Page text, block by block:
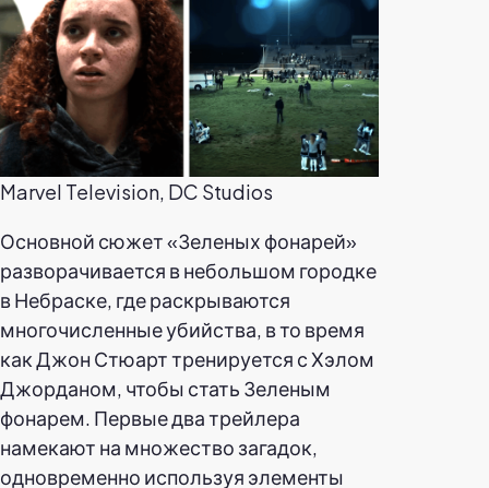
Marvel Television, DC Studios
Основной сюжет «Зеленых фонарей»
разворачивается в небольшом городке
в Небраске, где раскрываются
многочисленные убийства, в то время
как Джон Стюарт тренируется с Хэлом
Джорданом, чтобы стать Зеленым
фонарем. Первые два трейлера
намекают на множество загадок,
одновременно используя элементы